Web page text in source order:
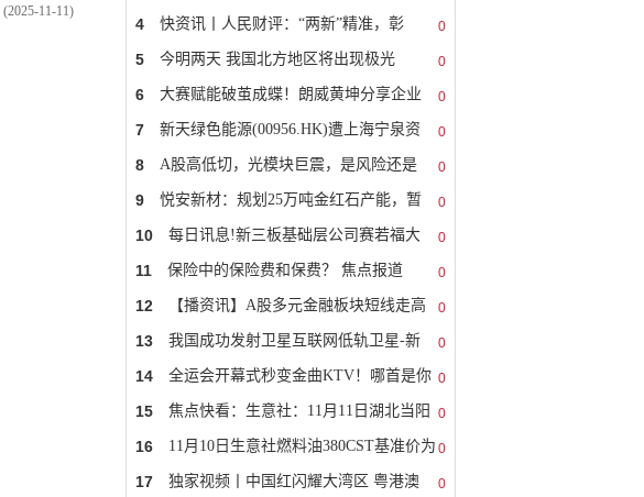
(2025-11-11)
0
4 快资讯丨人民财评：“两新”精准，彰
0
5 今明两天 我国北方地区将出现极光
0
6 大赛赋能破茧成蝶！朗威黄坤分享企业
0
7 新天绿色能源(00956.HK)遭上海宁泉资
0
8 A股高低切，光模块巨震，是风险还是
0
9 悦安新材：规划25万吨金红石产能，暂
0
10 每日讯息!新三板基础层公司赛若福大
0
11 保险中的保险费和保费？ 焦点报道
0
12 【播资讯】A股多元金融板块短线走高
0
13 我国成功发射卫星互联网低轨卫星-新
0
14 全运会开幕式秒变金曲KTV！哪首是你
0
15 焦点快看：生意社：11月11日湖北当阳
0
16 11月10日生意社燃料油380CST基准价为
0
17 独家视频丨中国红闪耀大湾区 粤港澳